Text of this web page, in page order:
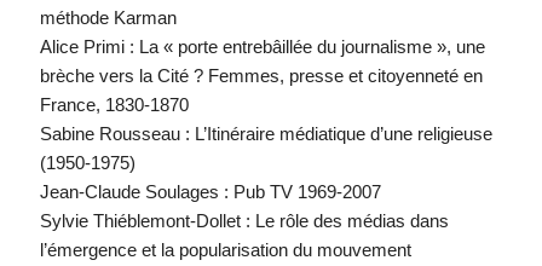
méthode Karman
Alice Primi : La « porte entrebâillée du journalisme », une
brèche vers la Cité ? Femmes, presse et citoyenneté en
France, 1830-1870
Sabine Rousseau : L’Itinéraire médiatique d’une religieuse
(1950-1975)
Jean-Claude Soulages : Pub TV 1969-2007
Sylvie Thiéblemont-Dollet : Le rôle des médias dans
l’émergence et la popularisation du mouvement